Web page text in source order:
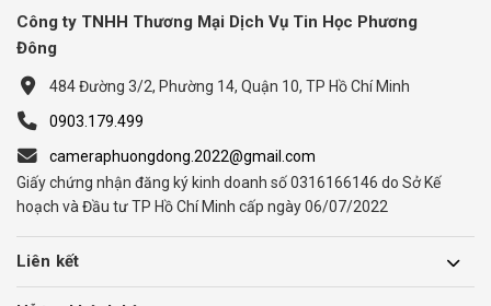
Công ty TNHH Thương Mại Dịch Vụ Tin Học Phương
Đông
484 Đường 3/2, Phường 14, Quận 10, TP Hồ Chí Minh
0903.179.499
cameraphuongdong.2022@gmail.com
Giấy chứng nhận đăng ký kinh doanh số 0316166146 do Sở Kế
hoạch và Đầu tư TP Hồ Chí Minh cấp ngày 06/07/2022
Liên kết